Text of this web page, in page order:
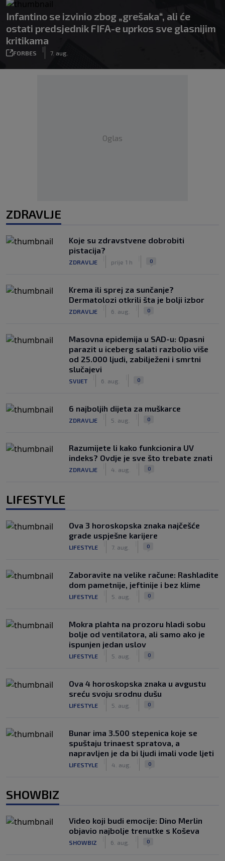
Infantino se izvinio zbog „grešaka“, ali će
ostati predsjednik FIFA-e uprkos sve glasnijim
kritikama
FORBES
|
7. aug.
Oglas
ZDRAVLJE
Koje su zdravstvene dobrobiti
pistacija?
ZDRAVLJE prije 1 h 0
Krema ili sprej za sunčanje?
Dermatolozi otkrili šta je bolji izbor
ZDRAVLJE 6. aug. 0
Masovna epidemija u SAD-u: Opasni
parazit u iceberg salati razbolio više
od 25.000 ljudi, zabilježeni i smrtni
slučajevi
SVIJET 6. aug. 0
6 najboljih dijeta za muškarce
ZDRAVLJE 5. aug. 0
Razumijete li kako funkcionira UV
indeks? Ovdje je sve što trebate znati
ZDRAVLJE 4. aug. 0
LIFESTYLE
Ova 3 horoskopska znaka najčešće
grade uspješne karijere
LIFESTYLE 7. aug. 0
Zaboravite na velike račune: Rashladite
dom pametnije, jeftinije i bez klime
LIFESTYLE 5. aug. 0
Mokra plahta na prozoru hladi sobu
bolje od ventilatora, ali samo ako je
ispunjen jedan uslov
LIFESTYLE 5. aug. 0
Ova 4 horoskopska znaka u avgustu
sreću svoju srodnu dušu
LIFESTYLE 5. aug. 0
Bunar imа 3.500 stepenica koje se
spuštaju trinaest spratova, a
napravljen je da bi ljudi imali vode ljeti
LIFESTYLE 4. aug. 0
SHOWBIZ
Video koji budi emocije: Dino Merlin
objavio najbolje trenutke s Koševa
SHOWBIZ 6. aug. 0